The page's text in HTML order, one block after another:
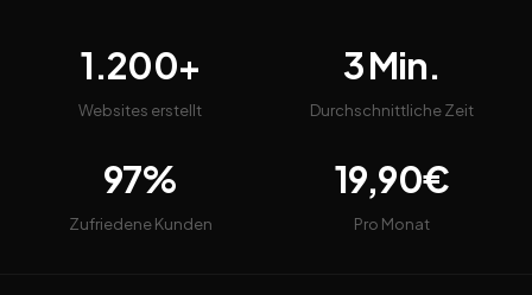
1.200+
Websites erstellt
3 Min.
Durchschnittliche Zeit
97%
Zufriedene Kunden
19,90€
Pro Monat